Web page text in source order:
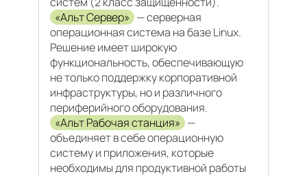
«Альт Сервер» — серверная
операционная система на базе Linux.
Решение имеет широкую
функциональность, обеспечивающую
не только поддержку корпоративной
инфраструктуры, но и различного
периферийного оборудования.
«Альт Рабочая станция» —
объединяет в себе операционную
систему и приложения, которые
необходимы для продуктивной работы